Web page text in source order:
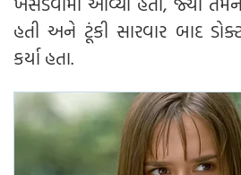
હતી અને ટૂંકી સારવાર બાદ
કર્યા હતા.